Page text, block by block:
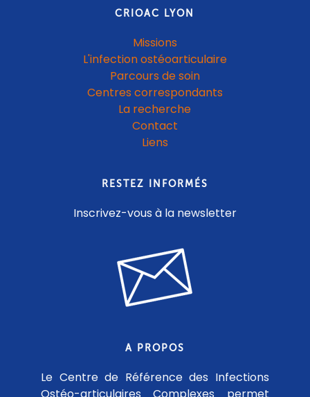
CRIOAC LYON
Missions
L'infection ostéoarticulaire
Parcours de soin
Centres correspondants
La recherche
Contact
Liens
RESTEZ INFORMÉS
Inscrivez-vous à la newsletter
A PROPOS
Le Centre de Référence des Infections